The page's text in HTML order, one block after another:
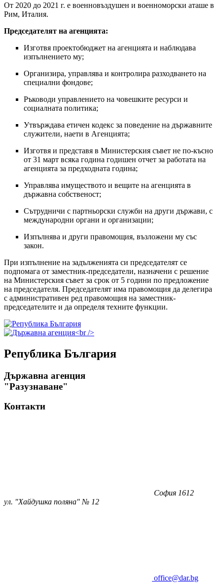
От 2020 до 2021 г. е военновъздушен и военноморски аташе в
Рим, Италия.
Председателят на агенцията:
Изготвя проектобюджет на агенцията и наблюдава
изпълнението му;
Организира, управлява и контролира разходването на
специални фондове;
Ръководи управлението на човешките ресурси и
социалната политика;
Утвърждава етичен кодекс за поведение на държавните
служители, наети в Агенцията;
Изготвя и представя в Министерския съвет не по-късно
от 31 март всяка година годишен отчет за работата на
агенцията за предходната година;
Управлява имуществото и вещите на агенцията в
държавна собственост;
Сътрудничи с партньорски служби на други държави, с
международни органи и организации;
Изпълнява и други правомощия, възложени му със
закон.
При изпълнение на задълженията си председателят се
подпомага от заместник-председатели, назначени с решение
на Министерския съвет за срок от 5 години по предложение
на председателя. Председателят има правомощия да делегира
с административен ред правомощия на заместник-
председателите и да определя техните функции.
Република България
Държавна агенция
"Разузнаване"
Контакти
София 1612
ул. "Хайдушка поляна" № 12
office@dar.bg